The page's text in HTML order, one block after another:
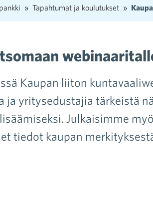
Tapahtumat ja koulutukset
Kaupan liiton
ja yritysedustajia tärkeistä
Julkaisimme
tiedot kaupan